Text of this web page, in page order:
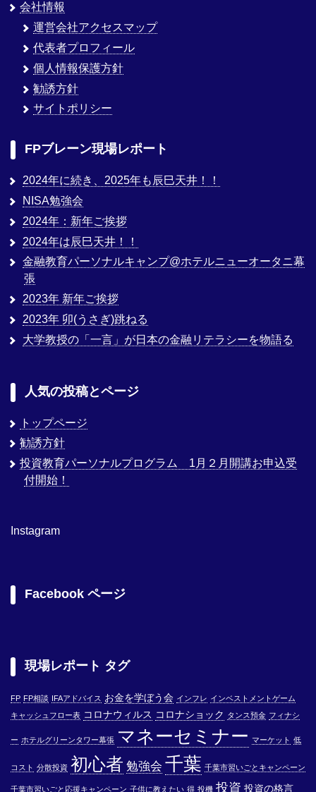
会社情報
運営会社アクセスマップ
代表者プロフィール
個人情報保護方針
勧誘方針
サイトポリシー
FPブレーン現場レポート
2024年に続き、2025年も辰巳天井！！
NISA勉強会
2024年：新年ご挨拶
2024年は辰巳天井！！
金融教育パーソナルキャンプ@ホテルニューオータニ幕
張
2023年 新年ご挨拶
2023年 卯(うさぎ)跳ねる
大学教授の「一言」が日本の金融リテラシーを物語る
人気の投稿とページ
トップページ
勧誘方針
投資教育パーソナルプログラム 1月２月開講お申込受
付開始！
Instagram
Facebook ページ
現場レポート タグ
FP FP相談 IFAアドバイス お金を学ぼう会 インフレ インベストメントゲーム
キャッシュフロー表 コロナウィルス コロナショック タンス預金 フィナシ
ー ホテルグリーンタワー幕張 マネーセミナー マーケット 低
コスト 分散投資 初心者 勉強会 千葉 千葉市習いごとキャンペーン
千葉市習いごと応援キャンペーン 子供に教えたい 得 投機 投資 投資の格言